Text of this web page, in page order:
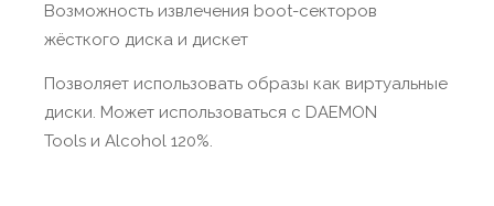
Возможность извлечения boot-секторов
жёсткого диска и дискет
Позволяет использовать образы как виртуальные
диски. Может использоваться с DAEMON
Tools и Alcohol 120%.